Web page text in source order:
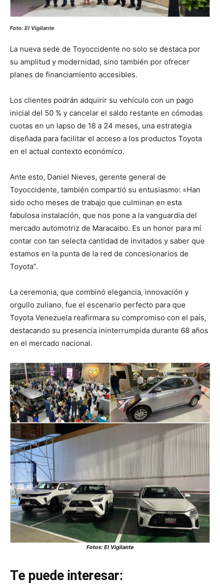
Foto: El Vigilante
La nueva sede de Toyoccidente no solo se destaca por
su amplitud y modernidad, sino también por ofrecer
planes de financiamiento accesibles.
Los clientes podrán adquirir su vehículo con un pago
inicial del 50 % y cancelar el saldo restante en cómodas
cuotas en un lapso de 18 a 24 meses, una estrategia
diseñada para facilitar el acceso a los productos Toyota
en el actual contexto económico.
Ante esto, Daniel Nieves, gerente general de
Toyoccidente, también compartió su entusiasmo: «Han
sido ocho meses de trabajo que culminan en esta
fabulosa instalación, que nos pone a la vanguardia del
mercado automotriz de Maracaibo. Es un honor para mí
contar con tan selecta cantidad de invitados y saber que
estamos en la punta de la red de concesionarios de
Toyota”.
La ceremonia, que combinó elegancia, innovación y
orgullo zuliano, fue el escenario perfecto para que
Toyota Venezuela reafirmara su compromiso con el país,
destacando su presencia ininterrumpida durante 68 años
en el mercado nacional.
Fotos: El Vigilante
Te puede interesar: